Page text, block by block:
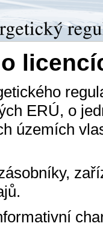
ERÚ, o
územích